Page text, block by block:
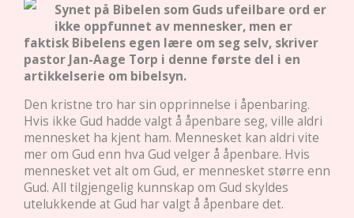
Synet på Bibelen som Guds ufeilbare ord er
ikke oppfunnet av mennesker, men er
faktisk Bibelens egen lære om seg selv, skriver
pastor Jan-Aage Torp i denne første del i en
artikkelserie om bibelsyn.
Den kristne tro har sin opprinnelse i åpenbaring.
Hvis ikke Gud hadde valgt å åpenbare seg, ville aldri
mennesket ha kjent ham. Mennesket kan aldri vite
mer om Gud enn hva Gud velger å åpenbare. Hvis
mennesket vet alt om Gud, er mennesket større enn
Gud. All tilgjengelig kunnskap om Gud skyldes
utelukkende at Gud har valgt å åpenbare det.